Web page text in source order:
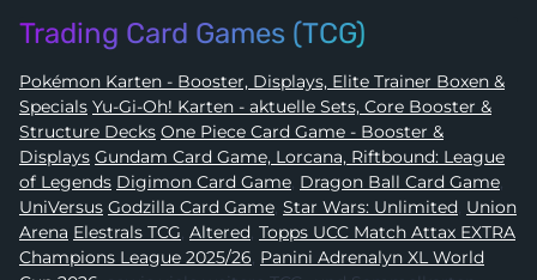
Trading Card Games (TCG)
Pokémon Karten - Booster, Displays, Elite Trainer Boxen &
Specials Yu-Gi-Oh! Karten - aktuelle Sets, Core Booster &
Structure Decks One Piece Card Game - Booster &
Displays Gundam Card Game, Lorcana, Riftbound: League
of Legends
Digimon Card Game, Dragon Ball Card Game,
UniVersus
Godzilla Card Game, Star Wars: Unlimited, Union
Arena
Elestrals TCG, Altered, Topps UCC Match Attax EXTRA
Champions League 2025/26, Panini Adrenalyn XL World